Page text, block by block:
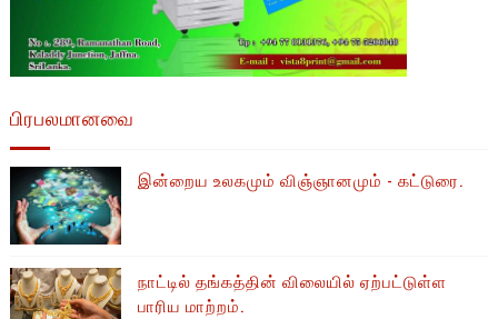
பிரபலமானவை
இன்றைய உலகமும் விஞ்ஞானமும் - கட்டுரை.
நாட்டில் தங்கத்தின் விலையில் ஏற்பட்டுள்ள
பாரிய மாற்றம்.